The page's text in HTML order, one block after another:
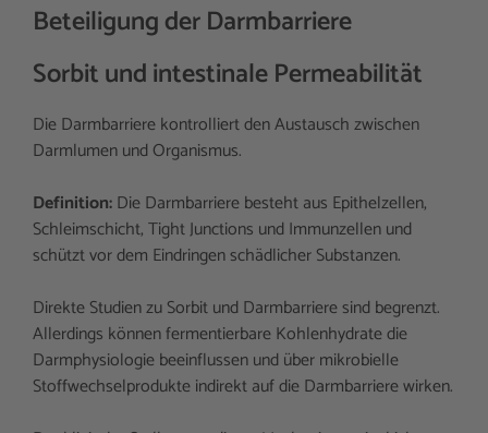
Beteiligung der Darmbarriere
Sorbit und intestinale Permeabilität
Die Darmbarriere kontrolliert den Austausch zwischen
Darmlumen und Organismus.
Definition:Die Darmbarriere besteht aus Epithelzellen,
Schleimschicht, Tight Junctions und Immunzellen und
schützt vor dem Eindringen schädlicher Substanzen.
Direkte Studien zu Sorbit und Darmbarriere sind begrenzt.
Allerdings können fermentierbare Kohlenhydrate die
Darmphysiologie beeinflussen und über mikrobielle
Stoffwechselprodukte indirekt auf die Darmbarriere wirken.